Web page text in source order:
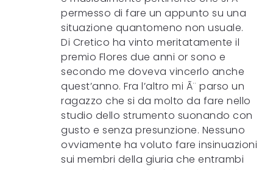
permesso di fare un appunto su una
situazione quantomeno non usuale.
Di Cretico ha vinto meritatamente il
premio Flores due anni or sono e
secondo me doveva vincerlo anche
quest’anno. Fra l’altro mi Ã¨ parso un
ragazzo che si da molto da fare nello
studio dello strumento suonando con
gusto e senza presunzione. Nessuno
ovviamente ha voluto fare insinuazioni
sui membri della giuria che entrambi